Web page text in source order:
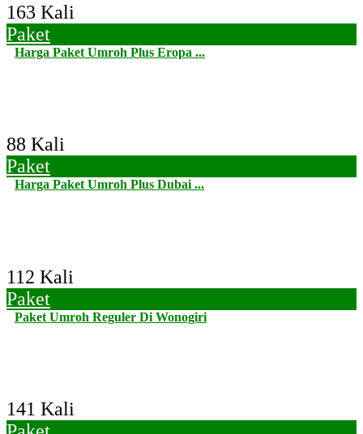
163 Kali
Paket
Harga Paket Umroh Plus Eropa ...
88 Kali
Paket
Harga Paket Umroh Plus Dubai ...
112 Kali
Paket
Paket Umroh Reguler Di Wonogiri
141 Kali